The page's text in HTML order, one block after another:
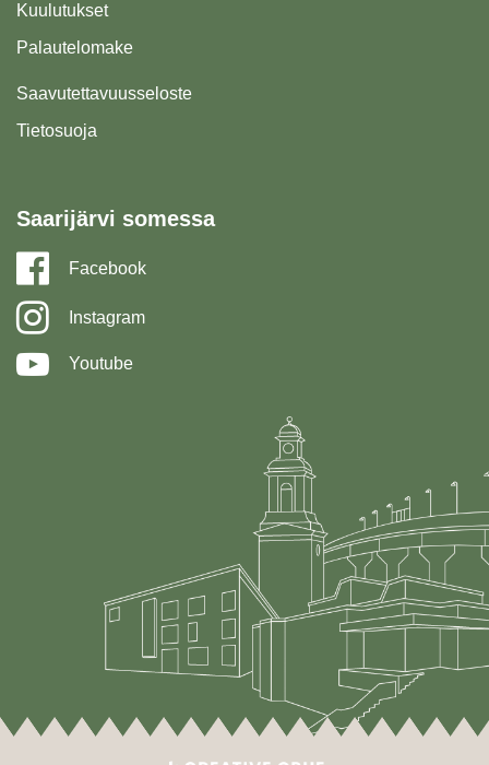
Kuulutukset
Palautelomake
Saavutettavuusseloste
Tietosuoja
Saarijärvi somessa
Facebook
Instagram
Youtube